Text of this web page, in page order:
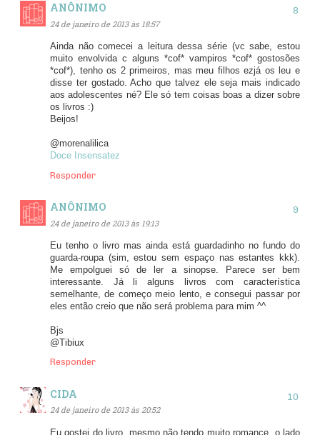
ANÔNIMO
24 de janeiro de 2013 às 18:57
Ainda não comecei a leitura dessa série (vc sabe, estou
muito envolvida c alguns *cof* vampiros *cof* gostosões
*cof*), tenho os 2 primeiros, mas meu filhos ezjá os leu e
disse ter gostado. Acho que talvez ele seja mais indicado
aos adolescentes né? Ele só tem coisas boas a dizer sobre
os livros :)
Beijos!
@morenalilica
Doce Insensatez
Responder
ANÔNIMO
24 de janeiro de 2013 às 19:13
Eu tenho o livro mas ainda está guardadinho no fundo do
guarda-roupa (sim, estou sem espaço nas estantes kkk).
Me empolguei só de ler a sinopse. Parece ser bem
interessante. Já li alguns livros com característica
semelhante, de começo meio lento, e consegui passar por
eles então creio que não será problema para mim ^^
Bjs
@Tibiux
Responder
CIDA
24 de janeiro de 2013 às 20:52